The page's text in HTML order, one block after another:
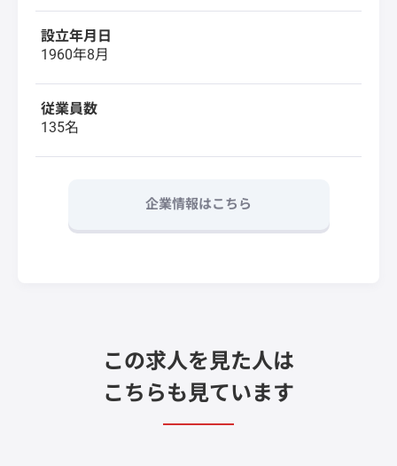
設立年月日
1960年8月
従業員数
135名
企業情報はこちら
この求人を見た人は
こちらも見ています